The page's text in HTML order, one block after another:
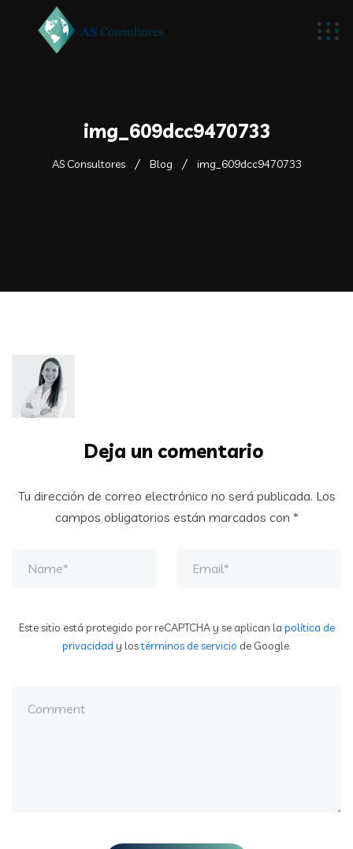
img_609dcc9470733
AS Consultores Blog img_609dcc9470733
Deja un comentario
Tu dirección de correo electrónico no será publicada. Los
campos obligatorios están marcados con *
Este sitio está protegido por reCAPTCHA y se aplican la política de
privacidad y lostérminos de servicio de Google.